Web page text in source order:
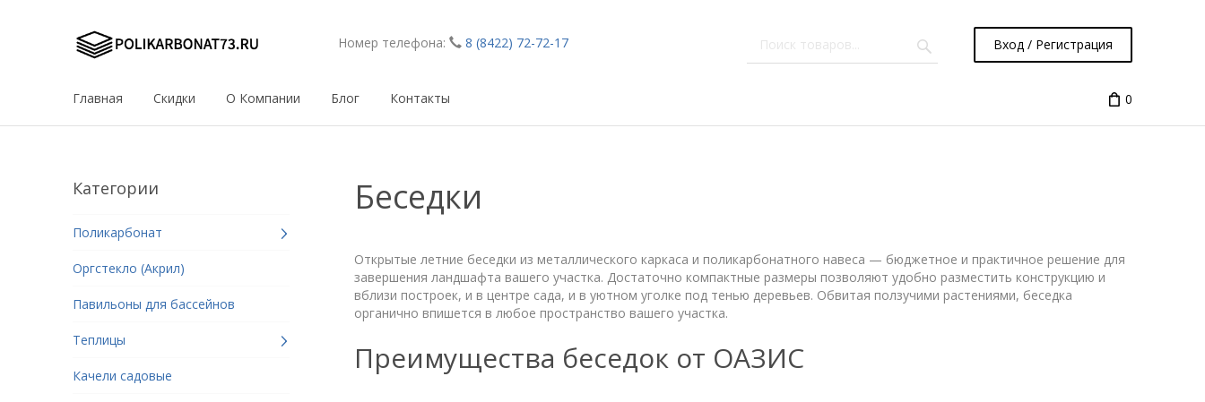
Номер телефона: 8 (8422) 72-72-17 Вход / Регистрация
Главная Скидки О Компании Блог Контакты 0
Категории
Поликарбонат
Оргстекло (Акрил)
Павильоны для бассейнов
Теплицы
Качели садовые
Беседки
Открытые летние беседки из металлического каркаса и поликарбонатного навеса — бюджетное и практичное решение для
завершения ландшафта вашего участка. Достаточно компактные размеры позволяют удобно разместить конструкцию и
вблизи построек, и в центре сада, и в уютном уголке под тенью деревьев. Обвитая ползучими растениями, беседка
органично впишется в любое пространство вашего участка.
Преимущества беседок от ОАЗИС